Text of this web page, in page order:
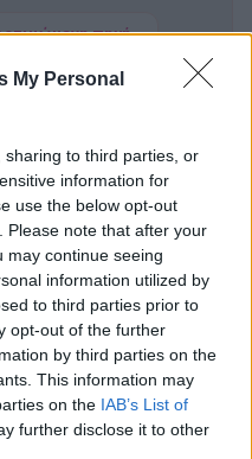
My Personal
to third parties, or
information for
use the below opt-out
Please note that after your
may continue seeing
information utilized by
to third parties prior to
opt-out of the further
by third parties on the
This information may
on the IAB’s List of
further disclose it to other
πηγή
θυμήθηκε τις
και η Άννα
για την...
ανάμεσά τους κάθε
γι' αυτό
σταρ που έχουν
είπε πως επειδή
στηΝομική , κάθε
τους αντιπαράθεση,